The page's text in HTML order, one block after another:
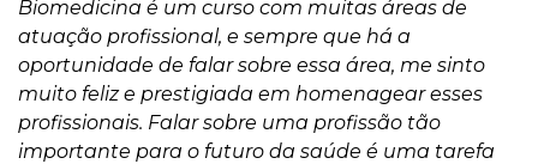
Biomedicina é um curso com muitas áreas de
atuação profissional, e sempre que há a
oportunidade de falar sobre essa área, me sinto
muito feliz e prestigiada em homenagear esses
profissionais. Falar sobre uma profissão tão
importante para o futuro da saúde é uma tarefa